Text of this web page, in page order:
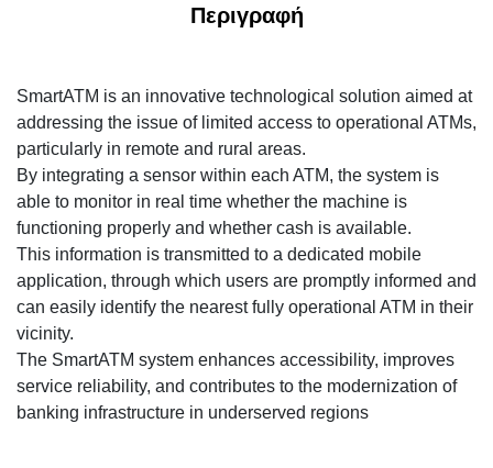
Περιγραφή
SmartATM is an innovative technological solution aimed at
addressing the issue of limited access to operational ATMs,
particularly in remote and rural areas.
By integrating a sensor within each ATM, the system is
able to monitor in real time whether the machine is
functioning properly and whether cash is available.
This information is transmitted to a dedicated mobile
application, through which users are promptly informed and
can easily identify the nearest fully operational ATM in their
vicinity.
The SmartATM system enhances accessibility, improves
service reliability, and contributes to the modernization of
banking infrastructure in underserved regions